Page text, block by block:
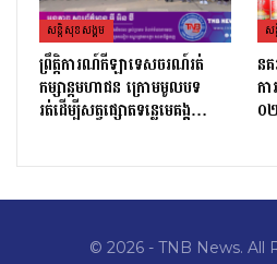
សន្តិសុខសង្គម
ព្រឹត្តិការណ៍កីឡាទេសចរណ៍រត់
កម្សាន្តមហាជន ក្រោមមូលបទ
រត់ដេីម្បីសត្វផ្សោតទន្លេមេគង្គ…
ស
ន
ក
០
© 2026 - TNB News. All